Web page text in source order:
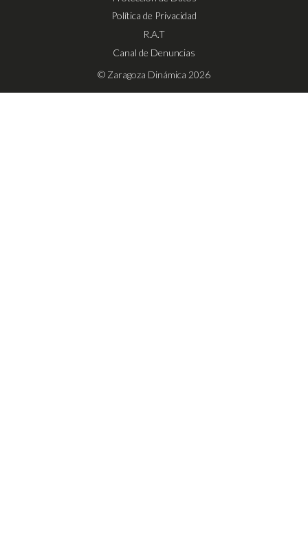
Política de Privacidad
R.A.T
Canal de Denuncias
© Zaragoza Dinámica 2026